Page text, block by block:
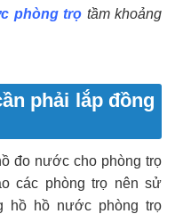
phòng trọ tầm khoảng
phải lắp đồng
đo nước cho phòng trọ
các phòng trọ nên sử
hồ hồ nước phòng trọ